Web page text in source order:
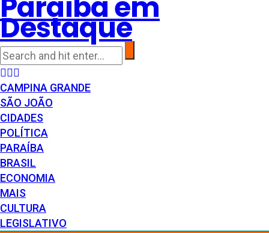
Destaque
CAMPINA GRANDE
SÃO JOÃO
CIDADES
POLÍTICA
PARAÍBA
BRASIL
ECONOMIA
MAIS
CULTURA
LEGISLATIVO